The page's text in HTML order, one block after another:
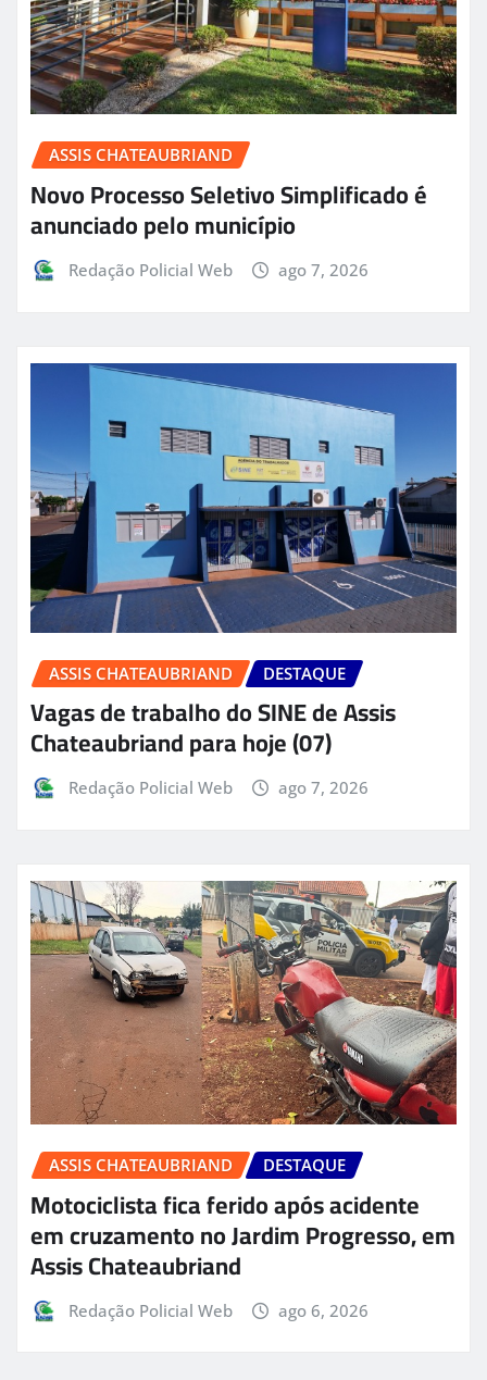
ASSIS CHATEAUBRIAND
Novo Processo Seletivo Simplificado é
anunciado pelo município
Redação Policial Web ago 7, 2026
ASSIS CHATEAUBRIAND DESTAQUE
Vagas de trabalho do SINE de Assis
Chateaubriand para hoje (07)
Redação Policial Web ago 7, 2026
ASSIS CHATEAUBRIAND DESTAQUE
Motociclista fica ferido após acidente
em cruzamento no Jardim Progresso, em
Assis Chateaubriand
Redação Policial Web ago 6, 2026